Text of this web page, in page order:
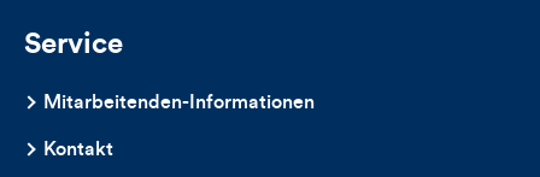
Service
Mitarbeitenden-Informationen
Kontakt